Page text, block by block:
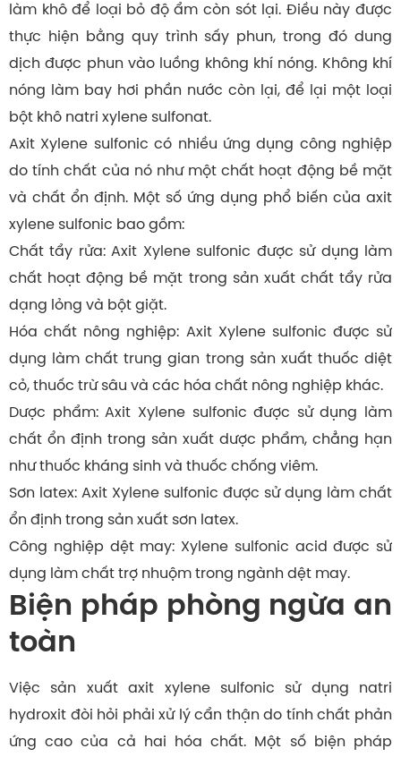
làm khô để loại bỏ độ ẩm còn sót lại. Điều này được
thực hiện bằng quy trình sấy phun, trong đó dung
dịch được phun vào luồng không khí nóng. Không khí
nóng làm bay hơi phần nước còn lại, để lại một loại
bột khô natri xylene sulfonat.
Axit Xylene sulfonic có nhiều ứng dụng công nghiệp
do tính chất của nó như một chất hoạt động bề mặt
và chất ổn định. Một số ứng dụng phổ biến của axit
xylene sulfonic bao gồm:
Chất tẩy rửa:Axit Xylene sulfonic được sử dụng làm
chất hoạt động bề mặt trong sản xuất chất tẩy rửa
dạng lỏng và bột giặt.
Hóa chất nông nghiệp: Axit Xylene sulfonic được sử
dụng làm chất trung gian trong sản xuất thuốc diệt
cỏ, thuốc trừ sâu và các hóa chất nông nghiệp khác.
Dược phẩm: Axit Xylene sulfonic được sử dụng làm
chất ổn định trong sản xuất dược phẩm, chẳng hạn
như thuốc kháng sinh và thuốc chống viêm.
Sơn latex: Axit Xylene sulfonic được sử dụng làm chất
ổn định trong sản xuất sơn latex.
Công nghiệp dệt may: Xylene sulfonic acid được sử
dụng làm chất trợ nhuộm trong ngành dệt may.
Biện pháp phòng ngừa an
toàn
Việc sản xuất axit xylene sulfonic sử dụng natri
hydroxit đòi hỏi phải xử lý cẩn thận do tính chất phản
ứng cao của cả hai hóa chất. Một số biện pháp